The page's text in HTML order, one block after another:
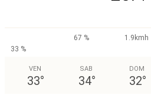
67 %
1.9kmh
33 %
VEN
33°
SAB
34°
DOM
32°